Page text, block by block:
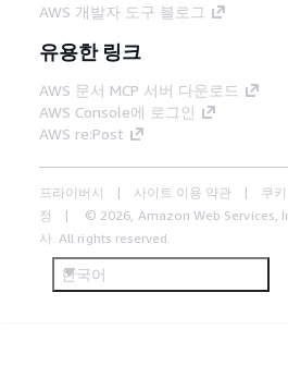
AWS 개발자 도구 블로그
유용한 링크
AWS 문서 MCP 서버 다운로드
AWS Console에 로그인
AWS re:Post
프라이버시 사이트 이용 약관
쿠
정
© 2026, Amazon Web Services,
사. All rights reserved.
한국어